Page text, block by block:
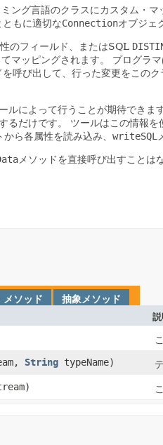
ング言語のクラスにカスタム・マ
もに適切なConnectionオブジェ
のフィールド、またはSQL
マッピングされます。
プログラ
を呼び出して、行った変更をこの
ルによって行うことが期待できます
るだけです。
ツールはこの情報を
ら各属性を読み込み、 writeSQL
メソッドを直接呼び出すことは
メソッド 抽象メソッド
説
String typeName)